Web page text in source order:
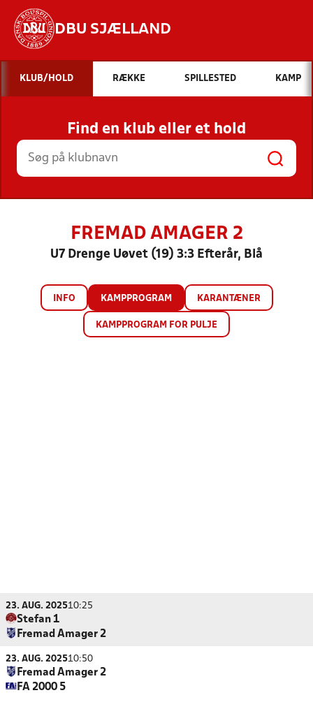
DBU SJÆLLAND
Hvad vil du søge efter?
INDHOLD OG NYHEDER
STILLINGER, RESULTATER, KLUBBER OG
HOLD
KLUB/HOLD RÆKKE SPILLESTED KAMP
Find en klub eller et hold
FREMAD AMAGER 2
U7 Drenge Uøvet (19) 3:3 Efterår, Blå
INFO KAMPPROGRAM KARANTÆNER
KAMPPROGRAM FOR PULJE
23. AUG. 202510:25
Stefan 1
Fremad Amager 2
23. AUG. 202510:50
Fremad Amager 2
FA 2000 5